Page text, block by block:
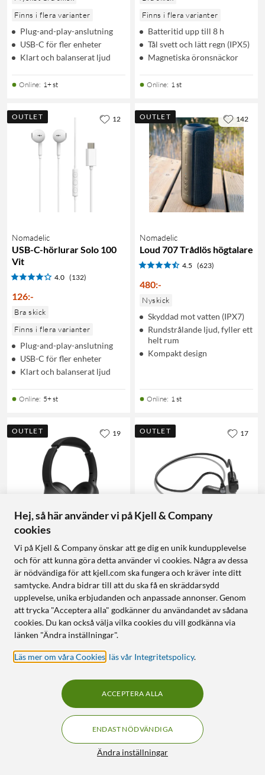
Finns i flera varianter
Plug-and-play-anslutning
USB-C för fler enheter
Klart och balanserat ljud
Online: 1+ st
Finns i flera varianter
Batteritid upp till 8 h
Tål svett och lätt regn (IPX5)
Magnetiska öronsnäckor
Online: 1 st
OUTLET
Nomadelic
USB-C-hörlurar Solo 100
Vit
4.0 (132)
126:-
Bra skick
Finns i flera varianter
Plug-and-play-anslutning
USB-C för fler enheter
Klart och balanserat ljud
Online: 5+ st
12 OUTLET
Nomadelic
Loud 707 Trådlös högtalare
4.5 (623)
480:-
Nyskick
Skyddad mot vatten (IPX7)
Rundstrålande ljud, fyller ett
helt rum
Kompakt design
Online: 1 st
142
OUTLET
Nomadelic
Trådlösa hörlurar Solo 350
4.5
525:-
Mycket bra skick
Finns i flera varianter
tryck
Bekväm och vikbar design
19 OUTLET
Nomadelic
Solo 330 Sport open-ear-
hörlurar
400:-
Nyskick
omgivningen
Dubbelmikrofon med ENC
17
5 OUTLET
Hej, så här använder vi på Kjell & Company
cookies
Vi på Kjell & Company önskar att ge dig en unik kundupplevelse
och för att kunna göra detta använder vi cookies. Några av dessa
är nödvändiga för att kjell.com ska fungera och kräver inte ditt
samtycke. Andra bidrar till att du ska få en skräddarsydd
upplevelse, unika erbjudanden och anpassade annonser. Genom
att trycka "Acceptera alla" godkänner du användandet av sådana
cookies. Du kan också välja vilka cookies du vill godkänna via
länken "Ändra inställningar".
Läs mer om våra Cookies läs vår Integritetspolicy.
Ändra inställningar
ENDAST NÖDVÄNDIGA
ACCEPTERA ALLA